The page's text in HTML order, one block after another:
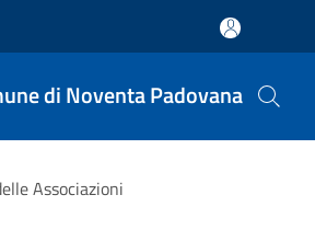
di Noventa Padovana
Associazioni